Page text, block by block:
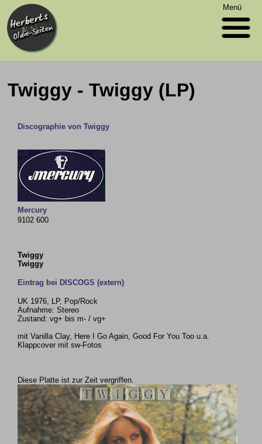
Menü
Twiggy - Twiggy (LP)
Discographie von Twiggy
Mercury
9102 600
Twiggy
Twiggy
Eintrag bei DISCOGS (extern)
UK 1976, LP, Pop/Rock
Aufnahme: Stereo
Zustand: vg+ bis m- / vg+
mit Vanilla Clay, Here I Go Again, Good For You Too u.a.
Klappcover mit sw-Fotos
Diese Platte ist zur Zeit vergriffen.